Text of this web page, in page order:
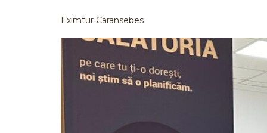
Eximtur Caransebes